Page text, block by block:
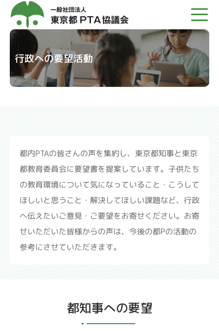
TOP
発行物
関連記事
補償制度
行政への要望活動
都内PTAの皆さんの声を集約し、東京都知事と東京
都教育委員会に要望書を提案しています。子供たち
の教育環境について気になっていること・こうして
ほしいと思うこと・解決してほしい課題など、行政
へ伝えたいご意見・ご要望をお寄せください。お寄
せいただいた皆様からの声は、今後の都Pの活動の
参考にさせていただきます。
都知事への要望